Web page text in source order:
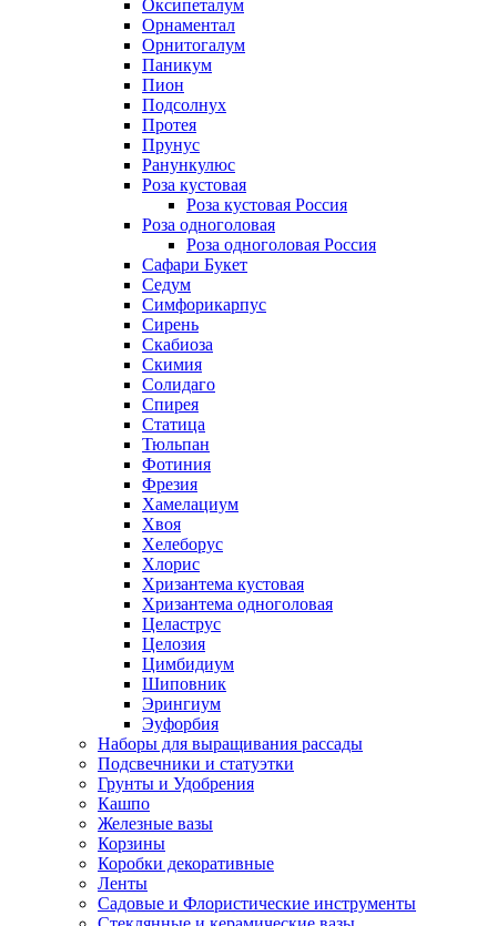
Оксипеталум
Орнаментал
Орнитогалум
Паникум
Пион
Подсолнух
Протея
Прунус
Ранункулюс
Роза кустовая
Роза кустовая Россия
Роза одноголовая
Роза одноголовая Россия
Сафари Букет
Седум
Симфорикарпус
Сирень
Скабиоза
Скимия
Солидаго
Спирея
Статица
Тюльпан
Фотиния
Фрезия
Хамелациум
Хвоя
Хелеборус
Хлорис
Хризантема кустовая
Хризантема одноголовая
Целаструс
Целозия
Цимбидиум
Шиповник
Эрингиум
Эуфорбия
Наборы для выращивания рассады
Подсвечники и статуэтки
Грунты и Удобрения
Кашпо
Железные вазы
Корзины
Коробки декоративные
Ленты
Садовые и Флористические инструменты